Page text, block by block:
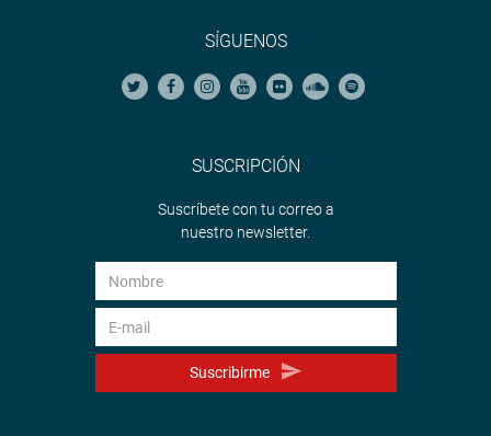
SÍGUENOS
SUSCRIPCIÓN
Suscríbete con tu correo a
nuestro newsletter.
Suscribirme